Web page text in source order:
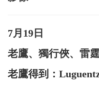
7月19日
老鷹、獨行俠、雷
老鷹得到：